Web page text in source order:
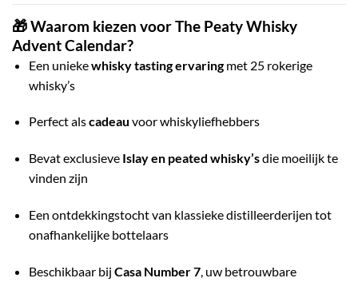
🎁 Waarom kiezen voor The Peaty Whisky
Advent Calendar?
Een uniekewhisky tasting ervaringmet 25 rokerige
whisky’s
Perfect alscadeau voor whiskyliefhebbers
Bevat exclusieve Islay en peated whisky’sdie moeilijk te
vinden zijn
Een ontdekkingstocht van klassieke distilleerderijen tot
onafhankelijke bottelaars
Beschikbaar bij Casa Number 7, uw betrouwbare